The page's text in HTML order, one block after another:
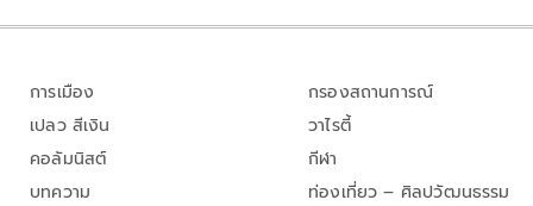
การเมือง
เปลว สีเงิน
คอลัมนิสต์
บทความ
กรองสถานการณ์
วาไรตี้
กีฬา
ท่องเที่ยว – ศิลปวัฒนธรรม